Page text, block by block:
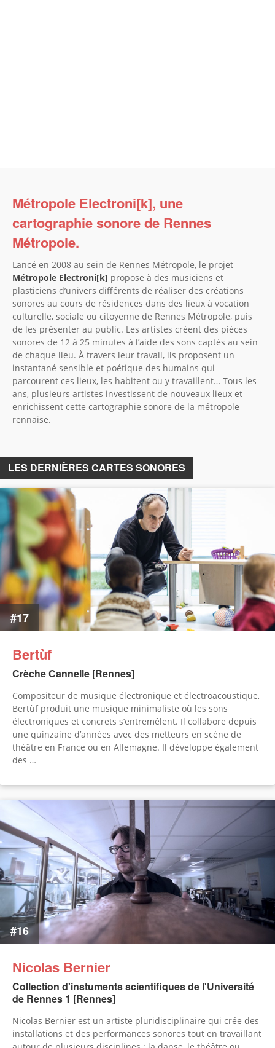
Métropole Electroni[k], une
cartographie sonore de Rennes
Métropole.
Lancé en 2008 au sein de Rennes Métropole, le projet
Métropole Electroni[k] propose à des musiciens et
plasticiens d’univers différents de réaliser des créations
sonores au cours de résidences dans des lieux à vocation
culturelle, sociale ou citoyenne de Rennes Métropole, puis
de les présenter au public. Les artistes créent des pièces
sonores de 12 à 25 minutes à l’aide des sons captés au sein
de chaque lieu. À travers leur travail, ils proposent un
instantané sensible et poétique des humains qui
parcourent ces lieux, les habitent ou y travaillent… Tous les
ans, plusieurs artistes investissent de nouveaux lieux et
enrichissent cette cartographie sonore de la métropole
rennaise.
LES DERNIÈRES CARTES SONORES
#17
Bertùf
Crèche Cannelle [Rennes]
Compositeur de musique électronique et électroacoustique,
Bertùf produit une musique minimaliste où les sons
électroniques et concrets s’entremêlent. Il collabore depuis
une quinzaine d’années avec des metteurs en scène de
théâtre en France ou en Allemagne. Il développe également
des …
#16
Nicolas Bernier
Collection d'instuments scientifiques de l'Université
de Rennes 1 [Rennes]
Nicolas Bernier est un artiste pluridisciplinaire qui crée des
installations et des performances sonores tout en travaillant